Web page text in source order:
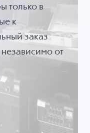
только в
к
заказ
от